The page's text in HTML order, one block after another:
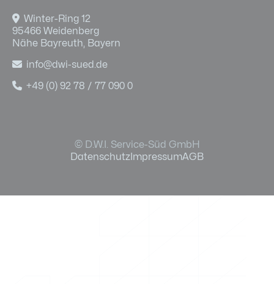
 Winter-Ring 12
95466 Weidenberg
Nähe Bayreuth, Bayern
 info@dwi-sued.de
 +49 (0) 92 78 / 77 090 0
Datenschutz ImpressumAGB
© D.W.I. Service-Süd GmbH